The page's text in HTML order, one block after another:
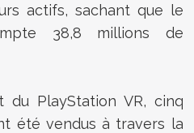
actifs, sachant que le
38,8 millions de
PlayStation VR, cinq
été vendus à travers la